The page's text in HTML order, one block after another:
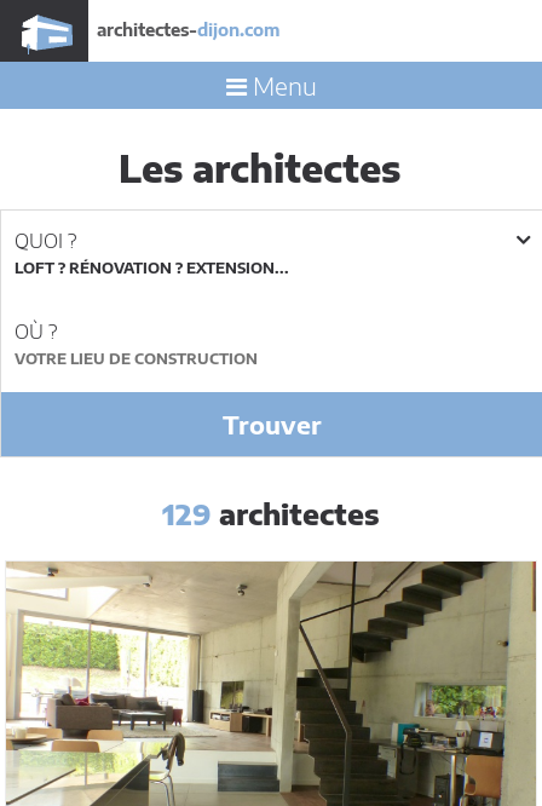
architectes-dijon.com
Menu
Les architectes
QUOI ?
LOFT ? RÉNOVATION ? EXTENSION...
OÙ ?
Trouver
129 architectes